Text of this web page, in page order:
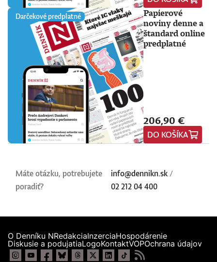
Darčekové predplatné
Papierové
noviny denne a
štandard online
predplatné
206,90 €
DO KOŠÍKA
Máte otázku, potrebujete
poradiť?
info@dennikn.sk /
02 212 04 400
O Denníku NRedakciaInzerciaHospodárenie
Diskusie a podujatiaLogoKontaktVOPOchrana údajov